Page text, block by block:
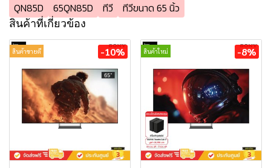
QN85D
65QN85D ทีวี ทีวีขนาด 65 นิ้ว
สินค้าที่เกี่ยวข้อง
สินค้าขายดี -10% สินค้าใหม่ -8%